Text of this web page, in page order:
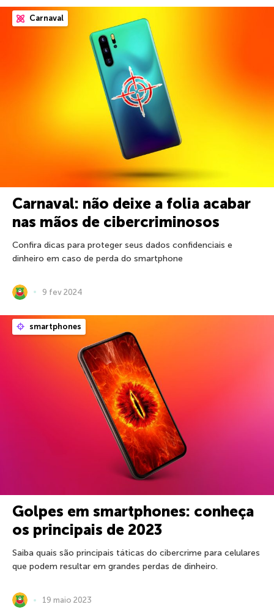
Carnaval
Carnaval: não deixe a folia acabar
nas mãos de cibercriminosos
Confira dicas para proteger seus dados confidenciais e
dinheiro em caso de perda do smartphone
9 fev 2024
smartphones
Golpes em smartphones: conheça
os principais de 2023
Saiba quais são principais táticas do cibercrime para celulares
que podem resultar em grandes perdas de dinheiro.
19 maio 2023